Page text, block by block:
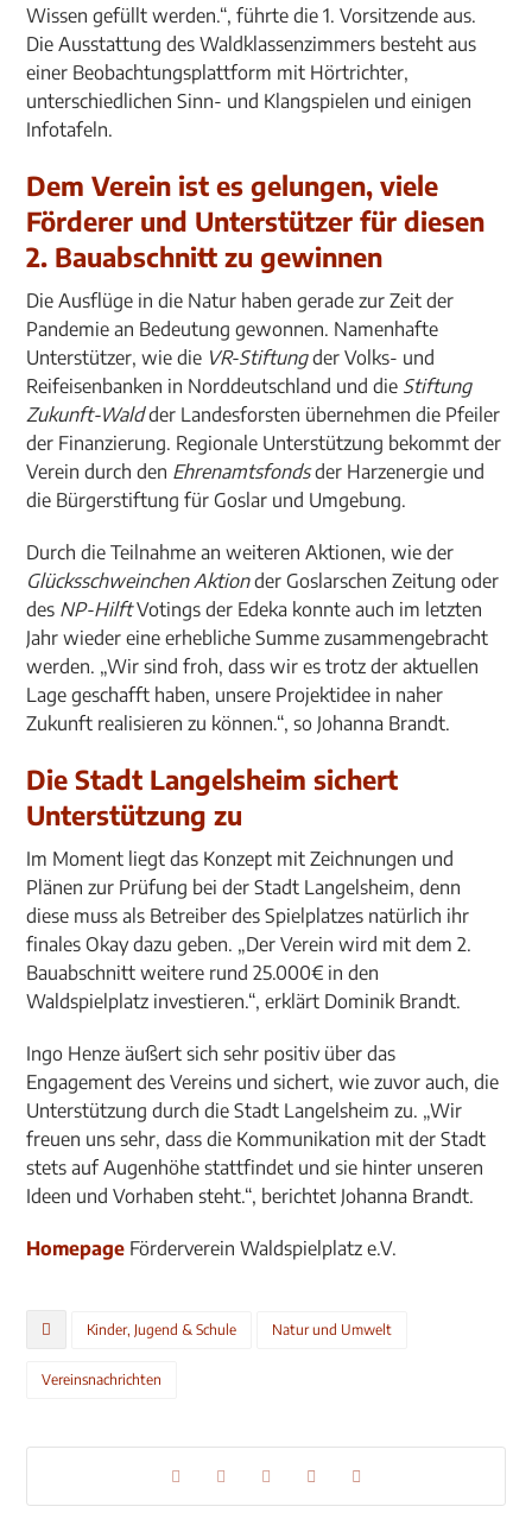
Wissen gefüllt werden.“, führte die 1. Vorsitzende aus.
Die Ausstattung des Waldklassenzimmers besteht aus
einer Beobachtungsplattform mit Hörtrichter,
unterschiedlichen Sinn- und Klangspielen und einigen
Infotafeln.
Dem Verein ist es gelungen, viele
Förderer und Unterstützer für diesen
2. Bauabschnitt zu gewinnen
Die Ausflüge in die Natur haben gerade zur Zeit der
Pandemie an Bedeutung gewonnen. Namenhafte
Unterstützer, wie die VR-Stiftungder Volks- und
Reifeisenbanken in Norddeutschland und die Stiftung
Zukunft-Waldder Landesforsten übernehmen die Pfeiler
der Finanzierung. Regionale Unterstützung bekommt der
Verein durch den Ehrenamtsfondsder Harzenergie und
die Bürgerstiftung für Goslar und Umgebung.
Durch die Teilnahme an weiteren Aktionen, wie der
Glücksschweinchen Aktionder Goslarschen Zeitung oder
des NP-HilftVotings der Edeka konnte auch im letzten
Jahr wieder eine erhebliche Summe zusammengebracht
werden. „Wir sind froh, dass wir es trotz der aktuellen
Lage geschafft haben, unsere Projektidee in naher
Zukunft realisieren zu können.“, so Johanna Brandt.
Die Stadt Langelsheim sichert
Unterstützung zu
Im Moment liegt das Konzept mit Zeichnungen und
Plänen zur Prüfung bei der Stadt Langelsheim, denn
diese muss als Betreiber des Spielplatzes natürlich ihr
finales Okay dazu geben. „Der Verein wird mit dem 2.
Bauabschnitt weitere rund 25.000€ in den
Waldspielplatz investieren.“, erklärt Dominik Brandt.
Ingo Henze äußert sich sehr positiv über das
Engagement des Vereins und sichert, wie zuvor auch, die
Unterstützung durch die Stadt Langelsheim zu. „Wir
freuen uns sehr, dass die Kommunikation mit der Stadt
stets auf Augenhöhe stattfindet und sie hinter unseren
Ideen und Vorhaben steht.“, berichtet Johanna Brandt.
Homepage Förderverein Waldspielplatz e.V.
Kinder, Jugend & Schule Natur und Umwelt
Vereinsnachrichten